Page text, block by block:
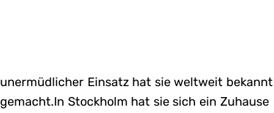
unermüdlicher Einsatz hat sie weltweit bekannt
gemacht.In Stockholm hat sie sich ein Zuhause